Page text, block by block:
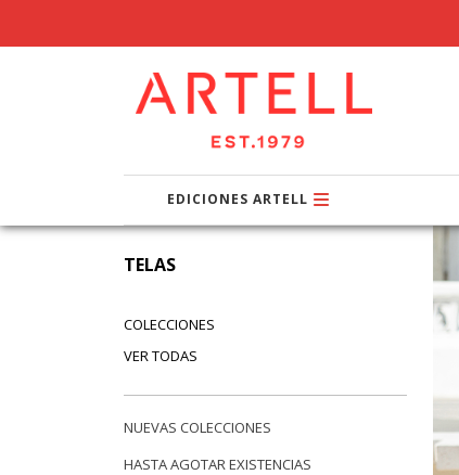
EDICIONES ARTELL
TELAS
COLECCIONES
VER TODAS
NUEVAS COLECCIONES
HASTA AGOTAR EXISTENCIAS